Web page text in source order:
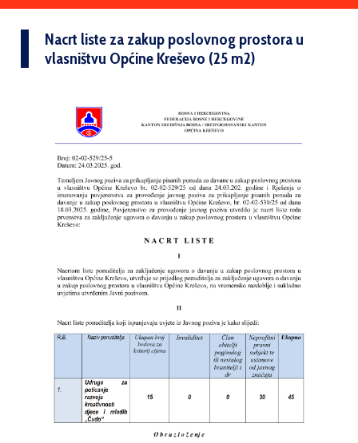
Nacrt liste za zakup poslovnog prostora u
vlasništvu Općine Kreševo (25 m2)